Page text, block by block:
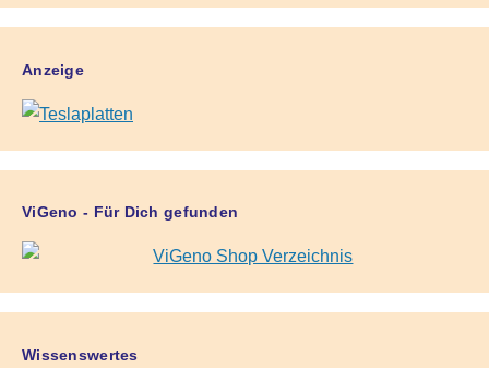
Anzeige
ViGeno - Für Dich gefunden
Wissenswertes